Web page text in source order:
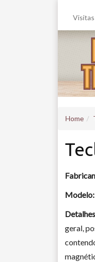
Visitas
Home
Modelo:
geral,